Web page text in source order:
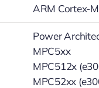
ARM Cortex-
Power
MPC5xx
MPC512x
MPC52xx